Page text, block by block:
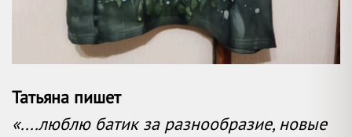
Татьяна пишет
«....люблю батик за разнообразие, новые